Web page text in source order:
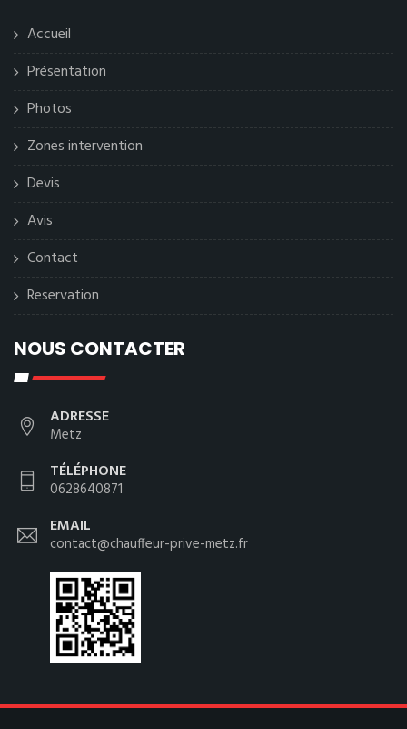
Accueil
Présentation
Photos
Zones intervention
Devis
Avis
Contact
Reservation
NOUS CONTACTER
ADRESSE
Metz
TÉLÉPHONE
0628640871
EMAIL
contact@chauffeur-prive-metz.fr